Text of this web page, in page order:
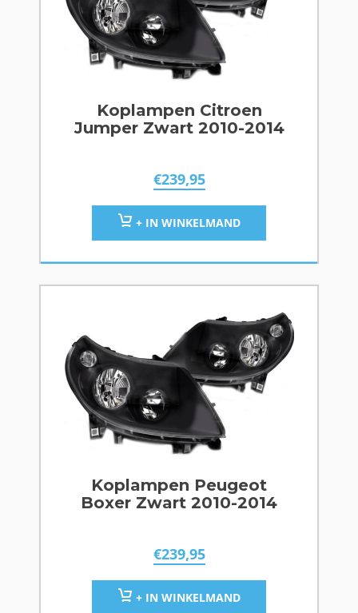
Koplampen Citroen
Jumper Zwart 2010-2014
€239,95
+ IN WINKELMAND
Koplampen Peugeot
Boxer Zwart 2010-2014
€239,95
+ IN WINKELMAND